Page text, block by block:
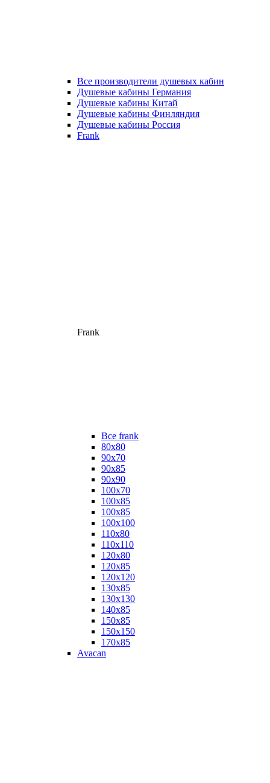
Все производители душевых кабин
Душевые кабины Германия
Душевые кабины Китай
Душевые кабины Финляндия
Душевые кабины Россия
Frank
Frank
Все frank
80х80
90х70
90х85
90х90
100х70
100х85
100х85
100х100
110х80
110х110
120х80
120х85
120х120
130х85
130х130
140х85
150х85
150х150
170х85
Avacan